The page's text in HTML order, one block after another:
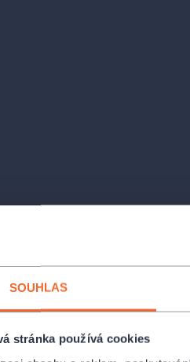
SOUHLAS
stránka používá cookies
Bíláse rozhodla oslavit své
napříč celou Českou